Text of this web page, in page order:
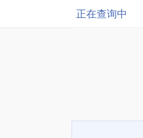
正在查询中